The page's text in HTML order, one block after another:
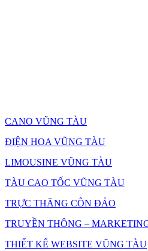
CANO VŨNG TÀU
ĐIỆN HOA VŨNG TÀU
LIMOUSINE VŨNG TÀU
TÀU CAO TỐC VŨNG TÀU
TRỰC THĂNG CÔN ĐẢO
TRUYỀN THÔNG –
THIẾT KẾ WEBSITE VŨNG TÀU